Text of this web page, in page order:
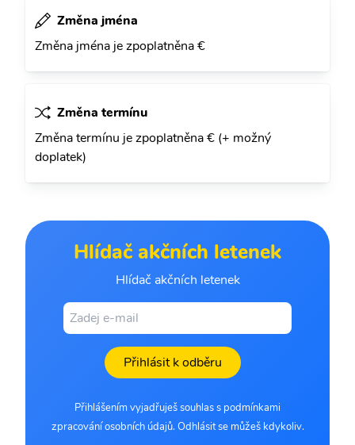
Změna jména
Změna jména je zpoplatněna €
Změna termínu
Změna termínu je zpoplatněna € (+ možný
doplatek)
Hlídač akčních letenek
Hlídač akčních letenek
Přihlásit k odběru
Přihlášením vyjadřuješ souhlas s podmínkami
zpracování osobních údajů. Odhlásit se můžeš kdykoliv.